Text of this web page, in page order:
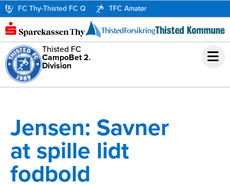
FC Thy-Thisted FC Q TFC Amatør
Thisted FC
CampoBet 2.
Division
Jensen: Savner
at spille lidt
fodbold